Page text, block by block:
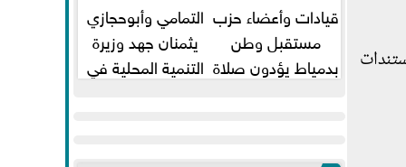
قيادات وأعضاء حزب
مستقبل وطن
بدمياط يؤدون صلاة
التمامي وأبوحجازي
يثمنان جهد وزيرة
التنمية المحلية في